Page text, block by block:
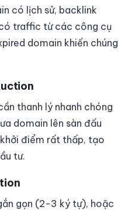
có lịch sử, backlink
traffic từ các công cụ
domain khiến chúng
thanh lý nhanh chóng
domain lên sàn đấu
điểm rất thấp, tạo
tư.
gọn (2-3 ký tự), hoặc